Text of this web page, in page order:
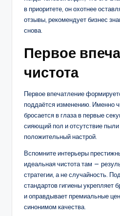
в приоритете, он охотнее
отзывы, рекомендует бизнес
снова.
Первое
чистота
Первое впечатление
поддаётся изменению. Именно
бросается в глаза в первые
сияющий пол и отсутствие
положительный настрой.
Вспомните интерьеры
идеальная чистота там —
стратегии, а не случайность.
стандартов гигиены укрепляет
и оправдывает премиальные
синонимом качества.